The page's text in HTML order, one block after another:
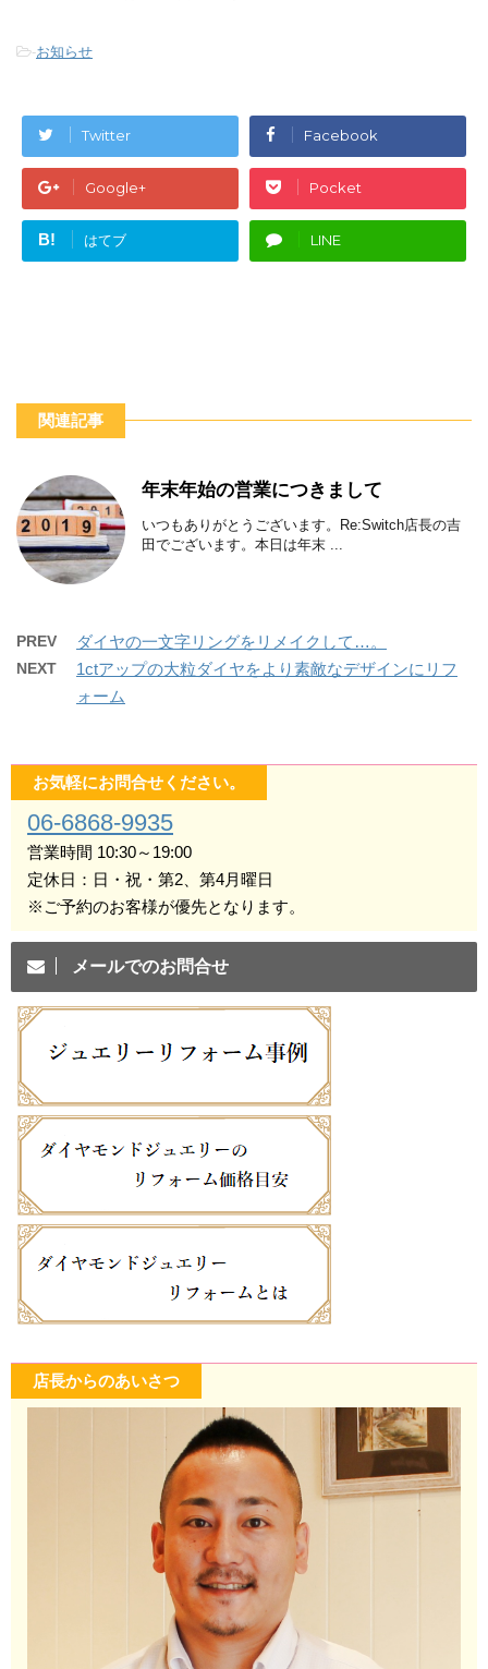
-お知らせ
Twitter Facebook
Google+ Pocket
B! はてブ LINE
関連記事
年末年始の営業につきまして
いつもありがとうございます。Re:Switch店長の吉
田でございます。本日は年末 ...
PREV ダイヤの一文字リングをリメイクして…。
NEXT
1ctアップの大粒ダイヤをより素敵なデザインにリフ
ォーム
お気軽にお問合せください。
06-6868-9935
営業時間 10:30～19:00
定休日：日・祝・第2、第4月曜日
※ご予約のお客様が優先となります。
メールでのお問合せ
店長からのあいさつ